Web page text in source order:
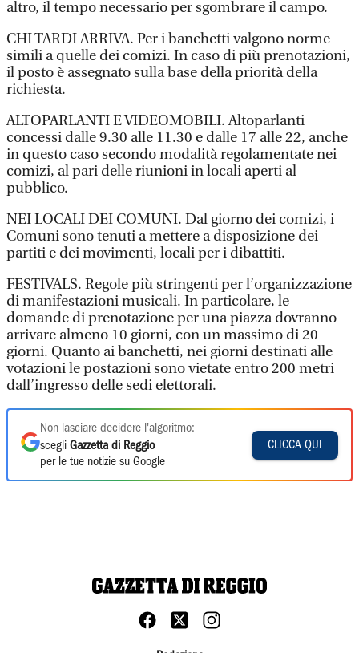
altro, il tempo necessario per sgombrare il campo.
CHI TARDI ARRIVA. Per i banchetti valgono norme
simili a quelle dei comizi. In caso di più prenotazioni,
il posto è assegnato sulla base della priorità della
richiesta.
ALTOPARLANTI E VIDEOMOBILI. Altoparlanti
concessi dalle 9.30 alle 11.30 e dalle 17 alle 22, anche
in questo caso secondo modalità regolamentate nei
comizi, al pari delle riunioni in locali aperti al
pubblico.
NEI LOCALI DEI COMUNI. Dal giorno dei comizi, i
Comuni sono tenuti a mettere a disposizione dei
partiti e dei movimenti, locali per i dibattiti.
FESTIVALS. Regole più stringenti per l’organizzazione
di manifestazioni musicali. In particolare, le
domande di prenotazione per una piazza dovranno
arrivare almeno 10 giorni, con un massimo di 20
giorni. Quanto ai banchetti, nei giorni destinati alle
votazioni le postazioni sono vietate entro 200 metri
dall’ingresso delle sedi elettorali.
Non lasciare decidere l'algoritmo:
scegli Gazzetta di Reggio
per le tue notizie su Google
CLICCA QUI